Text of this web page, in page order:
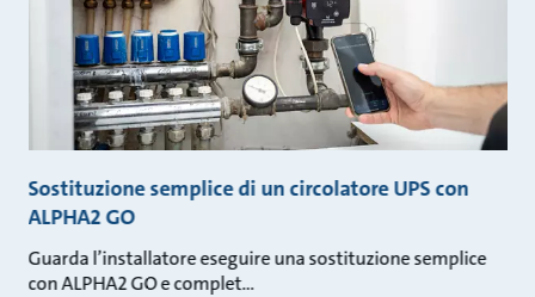
Sostituzione semplice di un circolatore UPS con
ALPHA2 GO
Guarda l’installatore eseguire una sostituzione semplice
con ALPHA2 GO e complet